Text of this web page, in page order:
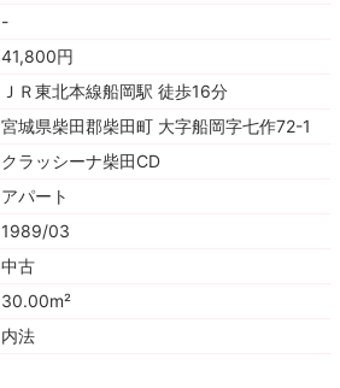
-
41,800円
ＪＲ東北本線船岡駅 徒歩16分
宮城県柴田郡柴田町 大字船岡字七作72-1
クラッシーナ柴田CD
アパート
1989/03
中古
30.00m²
内法